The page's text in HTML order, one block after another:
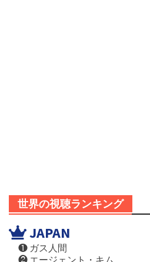
世界の視聴ランキング
JAPAN
❶ ガス人間
❷ エージェント・キム